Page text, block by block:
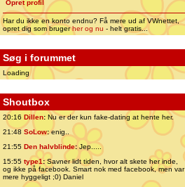
Opret profil
Har du ikke en konto endnu? Få mere ud af VWnettet,
opret dig som brugerher og nu - helt gratis...
Søg i forummet
Loading
Shoutbox
20:16 Dillen: Nu er der kun fake-dating at hente her.
21:48 SoLow:enig..
21:55 Den halvblinde:Jep.....
15:55 type1:Savner lidt tiden, hvor alt skete her inde,
og ikke på facebook. Smart nok med facebook, men var
mere hyggeligt ;0) Daniel